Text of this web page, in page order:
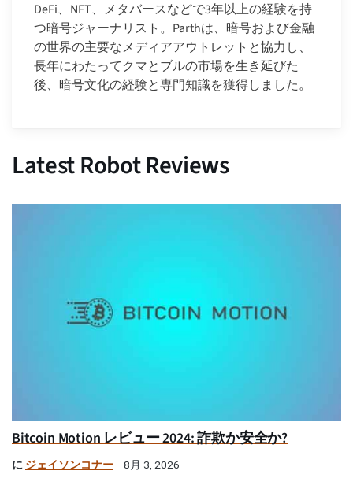
DeFi、NFT、メタバースなどで3年以上の経験を持
つ暗号ジャーナリスト。Parthは、暗号および金融
の世界の主要なメディアアウトレットと協力し、
長年にわたってクマとブルの市場を生き延びた
後、暗号文化の経験と専門知識を獲得しました。
Latest Robot Reviews
Bitcoin Motion レビュー 2024: 詐欺か安全か?
に ジェイソンコナー 8月 3, 2026